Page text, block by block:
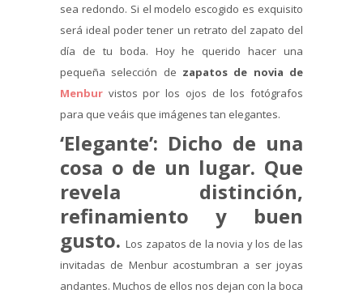
sea redondo. Si el modelo escogido es exquisito
será ideal poder tener un retrato del zapato del
día de tu boda. Hoy he querido hacer una
pequeña selección de zapatos de novia de
Menbur vistos por los ojos de los fotógrafos
para que veáis que imágenes tan elegantes.
‘Elegante’: Dicho de una
cosa o de un lugar. Que
revela distinción,
refinamiento y buen
gusto.Los zapatos de la novia y los de las
invitadas de Menbur acostumbran a ser joyas
andantes. Muchos de ellos nos dejan con la boca